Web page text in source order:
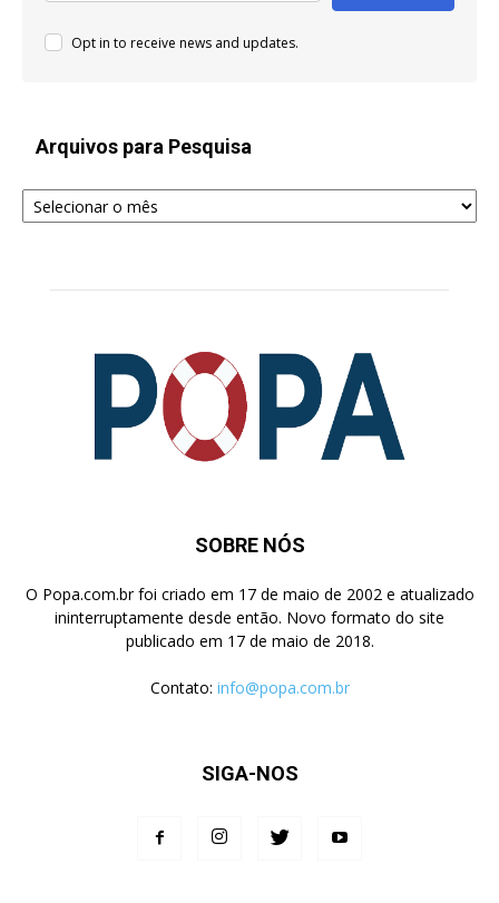
Opt in to receive news and updates.
Arquivos para Pesquisa
Arquivos
para
SOBRE NÓS
O Popa.com.br foi criado em 17 de maio de 2002 e atualizado
ininterruptamente desde então. Novo formato do site
publicado em 17 de maio de 2018.
Contato: info@popa.com.br
SIGA-NOS